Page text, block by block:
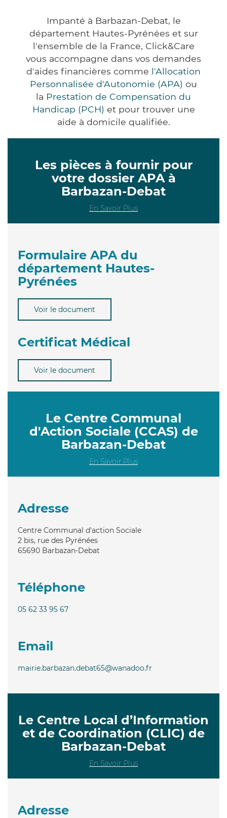
Impanté à Barbazan-Debat, le
département Hautes-Pyrénées et sur
l'ensemble de la France, Click&Care
vous accompagne dans vos demandes
d'aides financières comme l'Allocation
Personnalisée d'Autonomie (APA) ou
la Prestation de Compensation du
Handicap (PCH) et pour trouver une
aide à domicile qualifiée.
Les pièces à fournir pour
votre dossier APA à
Barbazan-Debat
En Savoir Plus
Formulaire APA du
département Hautes-
Pyrénées
Voir le document
Certificat Médical
Voir le document
Le Centre Communal
d'Action Sociale (CCAS) de
Barbazan-Debat
En Savoir Plus
Adresse
Centre Communal d'action Sociale
2 bis, rue des Pyrénées
65690 Barbazan-Debat
Téléphone
05 62 33 95 67
Email
mairie.barbazan.debat65@wanadoo.fr
Le Centre Local d’Information
et de Coordination (CLIC) de
Barbazan-Debat
En Savoir Plus
Adresse